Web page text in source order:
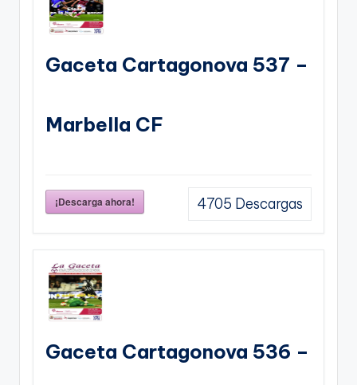
Gaceta Cartagonova 537 –
Marbella CF
¡Descarga ahora! 4705 Descargas
Gaceta Cartagonova 536 –